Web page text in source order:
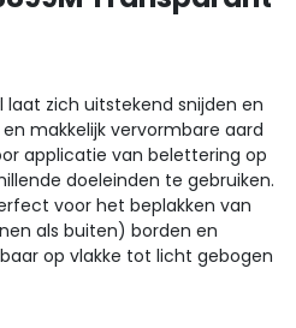
zich uitstekend snijden en
makkelijk vervormbare aard
applicatie van belettering op
doeleinden te gebruiken.
voor het beplakken van
als buiten) borden en
op vlakke tot licht gebogen